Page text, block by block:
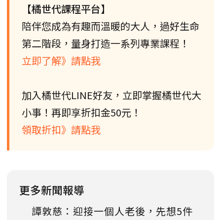
【橘世代課程平台】
陪伴您成為有趣而溫暖的大人，過好生命
第二階段，量身打造一系列專業課程！
立即了解》請點我
加入橘世代LINE好友，立即掌握橘世代大
小事！再即享折扣金50元！
領取折扣》請點我
更多新聞報導
譚敦慈：迎接一個人老後，先想5件